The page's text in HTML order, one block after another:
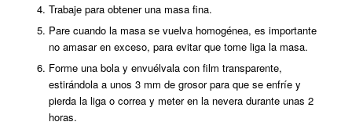
Trabaje para obtener una masa fina.
Pare cuando la masa se vuelva homogénea, es importante
no amasar en exceso, para evitar que tome liga la masa.
Forme una bola y envuélvala con film transparente,
estirándola a unos 3 mm de grosor para que se enfríe y
pierda la liga o correa y meter en la nevera durante unas 2
horas.